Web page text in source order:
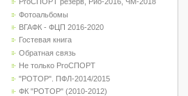
Фотоальбомы
ВГАФК - ФЦП 2016-2020
Гостевая книга
Обратная связь
Не только ProСПОРТ
"РОТОР". ПФЛ-2014/2015
ФК "РОТОР" (2010-2012)